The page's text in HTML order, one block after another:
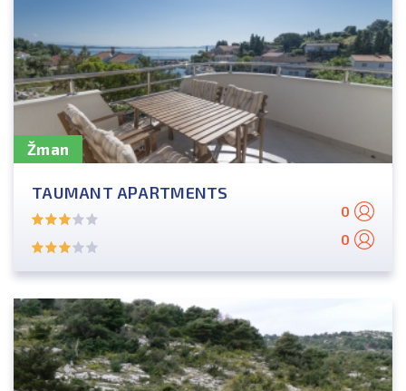
Žman
TAUMANT APARTMENTS
0
0